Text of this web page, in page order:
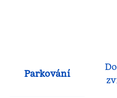
Parkování